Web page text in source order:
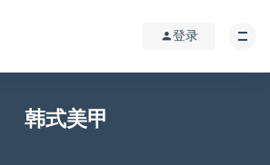
登录
韩式美甲